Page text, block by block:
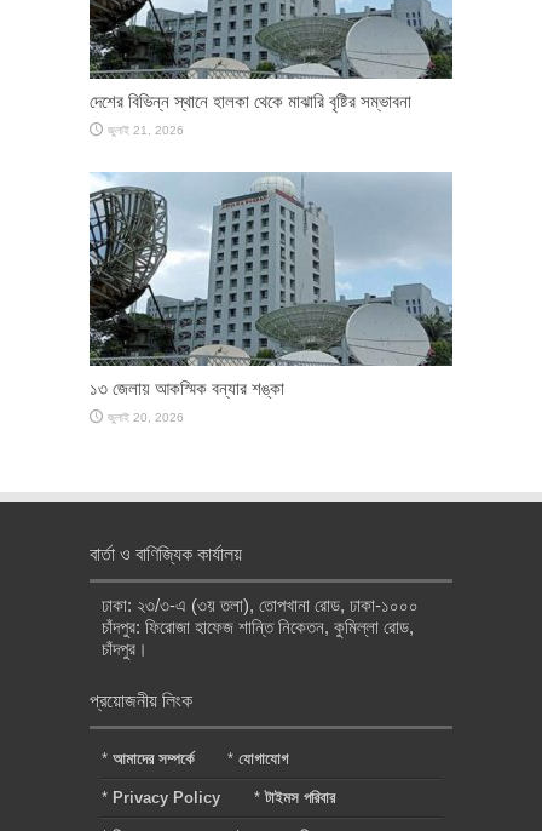
দেশের বিভিন্ন স্থানে হালকা থেকে মাঝারি বৃষ্টির সম্ভাবনা
জুলাই 21, 2026
১৩ জেলায় আকস্মিক বন্যার শঙ্কা
জুলাই 20, 2026
বার্তা ও বাণিজ্যিক কার্যালয়
ঢাকা: ২৩/৩-এ (৩য় তলা), তোপখানা রোড, ঢাকা-১০০০
চাঁদপুর: ফিরোজা হাফেজ শান্তি নিকেতন, কুমিল্লা রোড,
চাঁদপুর।
প্রয়োজনীয় লিংক
* আমাদের সম্পর্কে * যোগাযোগ
* Privacy Policy *টাইমস পরিবার